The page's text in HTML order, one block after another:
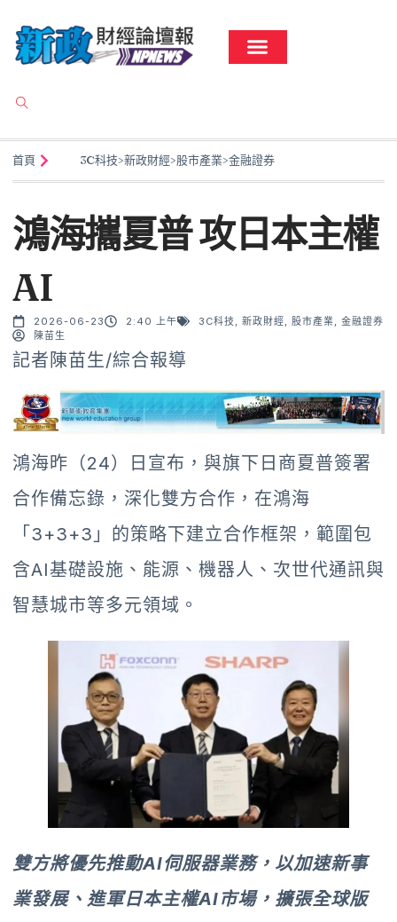
首頁 3C科技>新政財經>股市產業>金融證券
鴻海攜夏普 攻日本主權
AI
2026-06-23 2:40 上午 3C科技 新政財經 股市產業
金融證券
陳苗生
記者陳苗生/綜合報導
鴻海昨（24）日宣布，與旗下日商夏普簽署
合作備忘錄，深化雙方合作，在鴻海
「3+3+3」的策略下建立合作框架，範圍包
含AI基礎設施、能源、機器人、次世代通訊與
智慧城市等多元領域。
雙方將優先推動AI伺服器業務，以加速新事
業發展、進軍日本主權AI市場，擴張全球版